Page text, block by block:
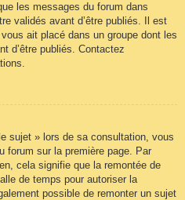
les messages du forum dans
validés avant d’être publiés. Il est
ait placé dans un groupe dont les
d’être publiés. Contactez
sujet » lors de sa consultation, vous
forum sur la première page. Par
cela signifie que la remontée de
de temps pour autoriser la
possible de remonter un sujet